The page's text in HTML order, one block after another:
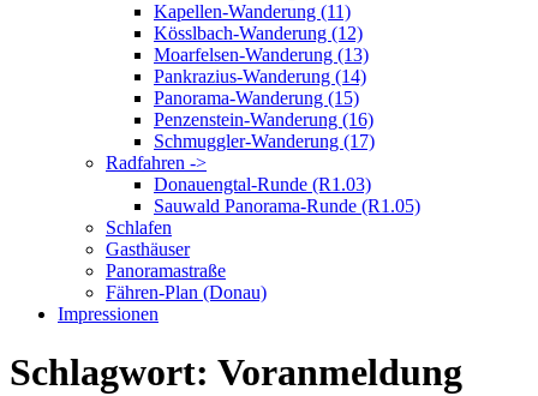
Kapellen-Wanderung (11)
Kösslbach-Wanderung (12)
Moarfelsen-Wanderung (13)
Pankrazius-Wanderung (14)
Panorama-Wanderung (15)
Penzenstein-Wanderung (16)
Schmuggler-Wanderung (17)
Radfahren ->
Donauengtal-Runde (R1.03)
Sauwald Panorama-Runde (R1.05)
Schlafen
Gasthäuser
Panoramastraße
Fähren-Plan (Donau)
Impressionen
Schlagwort: Voranmeldung